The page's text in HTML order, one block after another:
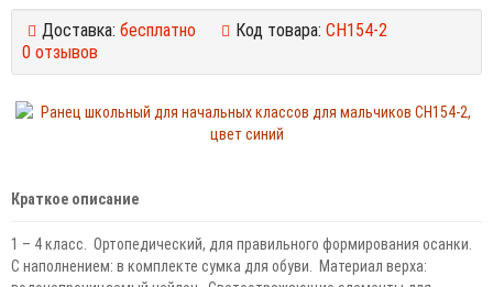
Доставка: бесплатно Код товара: CH154-2
0 отзывов
Краткое описание
1 – 4 класс. Ортопедический, для правильного формирования осанки.
С наполнением: в комплекте сумка для обуви. Материал верха: